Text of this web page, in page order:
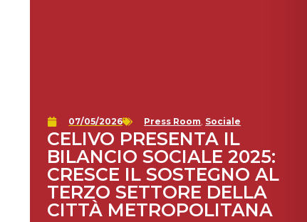
07/05/2026 Press Room, Sociale
CELIVO PRESENTA IL
BILANCIO SOCIALE 2025:
CRESCE IL SOSTEGNO AL
TERZO SETTORE DELLA
CITTÀ METROPOLITANA